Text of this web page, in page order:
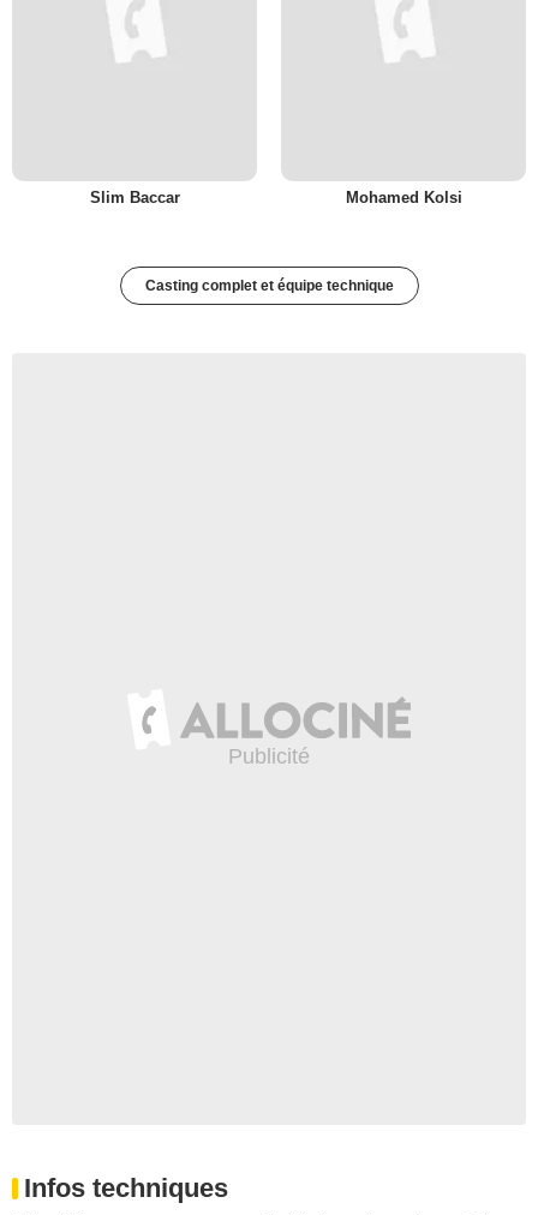
Slim Baccar Mohamed Kolsi
Casting complet et équipe technique
Infos techniques